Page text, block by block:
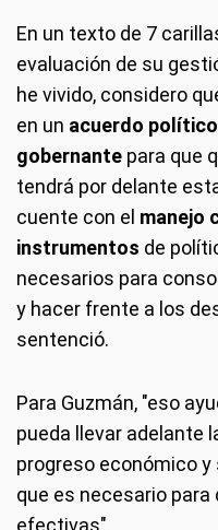
En un texto de 7
evaluación de su
he vivido, considero
en un acuerdo
gobernante para que
tendrá por delante
cuente con el manejo
instrumentos de
necesarios para
y hacer frente a los
sentenció.
Para Guzmán, "eso
pueda llevar adelante
progreso económico
que es necesario para
efectivas".